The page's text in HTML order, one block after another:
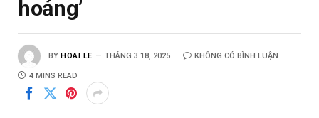
hoảng’
BY HOAI LE THÁNG 3 18, 2025 KHÔNG CÓ BÌNH LUẬN
4 MINS READ